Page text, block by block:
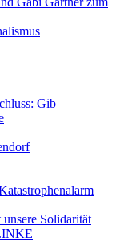
Gib
Solidarität